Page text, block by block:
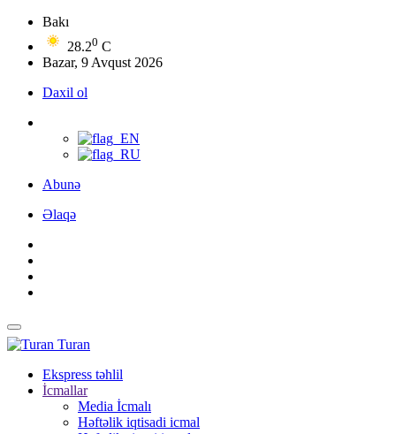
Bakı
28.20 C
Bazar, 9 Avqust 2026
Daxil ol
Abunə
Əlaqə
Turan
Ekspress təhlil
İcmallar
Media İcmalı
Həftəlik iqtisadi icmal